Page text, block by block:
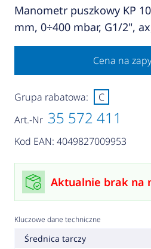
Manometr puszkowy KP
mm, 0÷400 mbar, G1/2",
Cena na
Art.-Nr 35 572 411
Kod EAN: 4049827009953
Grupa rabatowa: C
Aktualnie brak na
Kluczowe dane techniczne
Średnica tarczy